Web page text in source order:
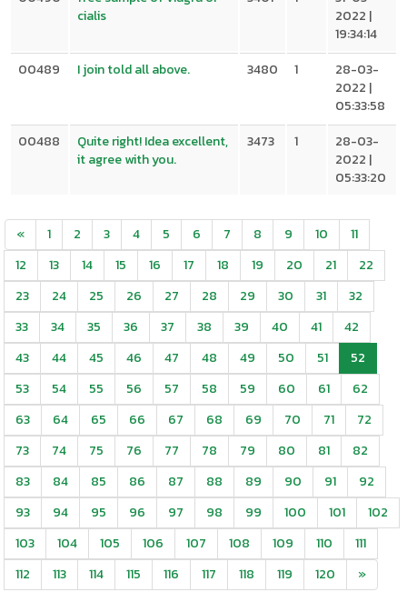
cialis
2022 |
19:34:14
00489
I join told all above. 3480 1
28-03-
2022 |
05:33:58
00488
Quite right! Idea excellent,
it agree with you.
3473 1
28-03-
2022 |
05:33:20
« 1 2 3 4 5 6 7 8 9 10
11
12
13 14 15 16 17 18 19 20 21
22
23
24 25 26 27 28 29 30 31
32
33
34 35 36 37 38 39 40 41
42
43
44 45 46 47 48 49 50 51
52
53
54 55 56 57 58 59 60 61
62
63
64 65 66 67 68 69 70 71
72
73
74 75 76 77 78 79 80 81
82
83
84 85 86 87 88 89 90 91
92
93
94 95 96 97 98 99 100 101
102
103
104 105 106 107 108 109 110
111
112
113 114 115 116 117 118 119 120 »